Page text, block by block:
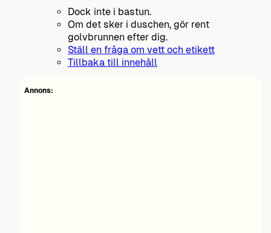
Dock inte i bastun.
Om det sker i duschen, gör rent
golvbrunnen efter dig.
Ställ en fråga om vett och etikett
Tillbaka till innehåll
Annons: